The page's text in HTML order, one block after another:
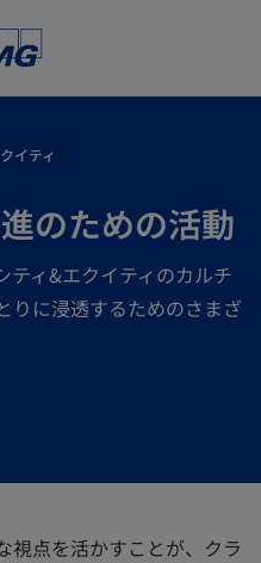
イティ
のための活動
ティ&エクイティのカルチ
りに浸透するためのさまざ
視点を活かすことが、クラ